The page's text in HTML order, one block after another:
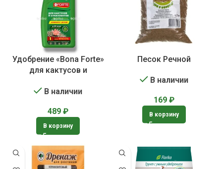
Удобрение «Bona Forte»
для кактусов и
В наличии
489 ₽
В корзину
Песок Речной
В наличии
169 ₽
В корзину